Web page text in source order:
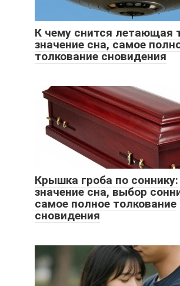
К чему снится летающая
значение сна, самое
толкование сновидения
Крышка гроба по соннику:
значение сна, выбор
самое полное толкование
сновидения